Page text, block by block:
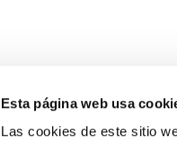
Esta página web usa
Las cookies de este sitio